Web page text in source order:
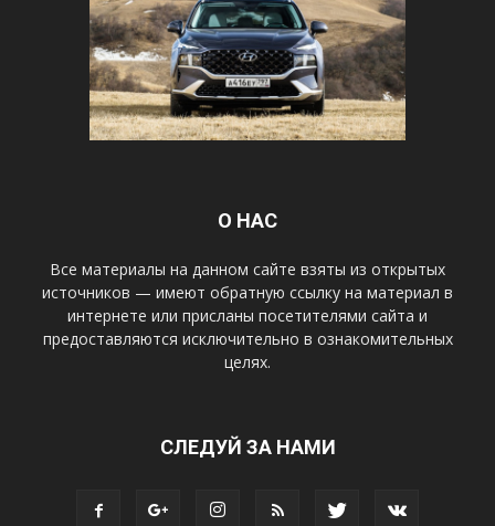
О НАС
Все материалы на данном сайте взяты из открытых
источников — имеют обратную ссылку на материал в
интернете или присланы посетителями сайта и
предоставляются исключительно в ознакомительных
целях.
СЛЕДУЙ ЗА НАМИ